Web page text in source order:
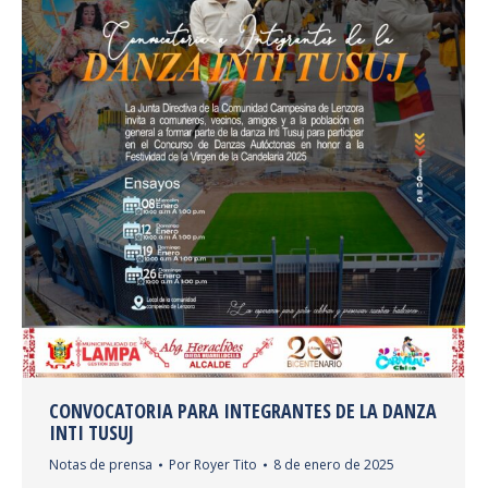
CONVOCATORIA PARA INTEGRANTES DE LA DANZA
INTI TUSUJ
Notas de prensa Por Royer Tito 8 de enero de 2025